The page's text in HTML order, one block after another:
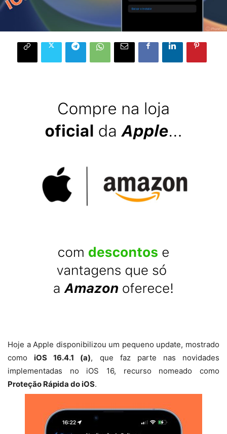
Hoje a Apple disponibilizou um pequeno update, mostrado
comoiOS 16.4.1 (a), que faz parte nas novidades
implementadas no iOS 16, recurso nomeado como
Proteção Rápida do iOS.